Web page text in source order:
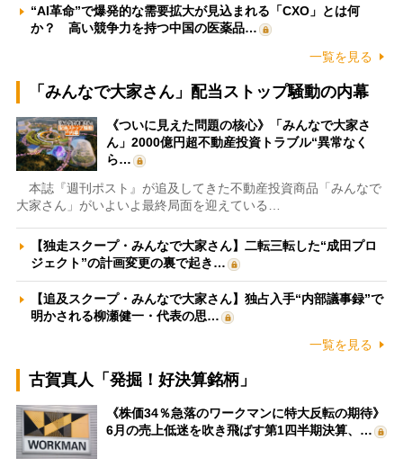
“AI革命”で爆発的な需要拡大が見込まれる「CXO」とは何
か？ 高い競争力を持つ中国の医薬品…
一覧を見る
「みんなで大家さん」配当ストップ騒動の内幕
《ついに見えた問題の核心》「みんなで大家さ
ん」2000億円超不動産投資トラブル“異常なく
ら…
本誌『週刊ポスト』が追及してきた不動産投資商品「みんなで
大家さん」がいよいよ最終局面を迎えている…
【独走スクープ・みんなで大家さん】二転三転した“成田プロ
ジェクト”の計画変更の裏で起き…
【追及スクープ・みんなで大家さん】独占入手“内部議事録”で
明かされる柳瀬健一・代表の思…
一覧を見る
古賀真人「発掘！好決算銘柄」
《株価34％急落のワークマンに特大反転の期待》
6月の売上低迷を吹き飛ばす第1四半期決算、…